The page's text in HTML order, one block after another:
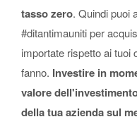
tasso zero. Quindi puoi
#ditantimauniti per
importate rispetto ai tuoi
fanno. Investire in
valore
della tua azienda sul